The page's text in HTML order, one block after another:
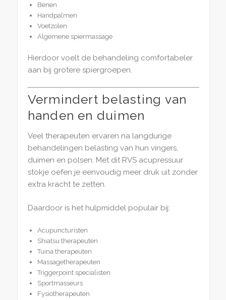
Benen
Handpalmen
Voetzolen
Algemene spiermassage
Hierdoor voelt de behandeling comfortabeler
aan bij grotere spiergroepen.
Vermindert belasting van
handen en duimen
Veel therapeuten ervaren na langdurige
behandelingen belasting van hun vingers,
duimen en polsen. Met dit RVS acupressuur
stokje oefen je eenvoudig meer druk uit zonder
extra kracht te zetten.
Daardoor is het hulpmiddel populair bij:
Acupuncturisten
Shiatsu therapeuten
Tuina therapeuten
Massagetherapeuten
Triggerpoint specialisten
Sportmasseurs
Fysiotherapeuten